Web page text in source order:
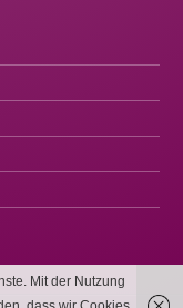
Mit der Nutzung